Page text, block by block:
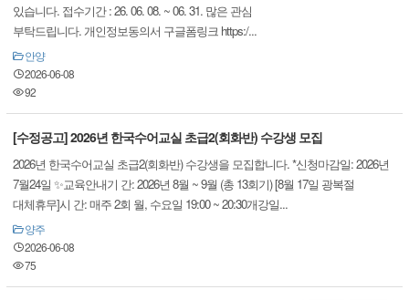
있습니다. 접수기간 : 26. 06. 08. ~ 06. 31. 많은 관심
부탁드립니다. 개인정보동의서 구글폼링크 https:/...
안양
2026-06-08
92
[수정공고] 2026년 한국수어교실 초급2(회화반) 수강생 모집
2026년 한국수어교실 초급2(회화반) 수강생을 모집합니다. *신청마감일: 2026년
7월24일 ✨교육안내기 간: 2026년 8월 ~ 9월 (총 13회기) [8월 17일 광복절
대체휴무]시 간: 매주 2회 월, 수요일 19:00 ~ 20:30개강일...
양주
2026-06-08
75